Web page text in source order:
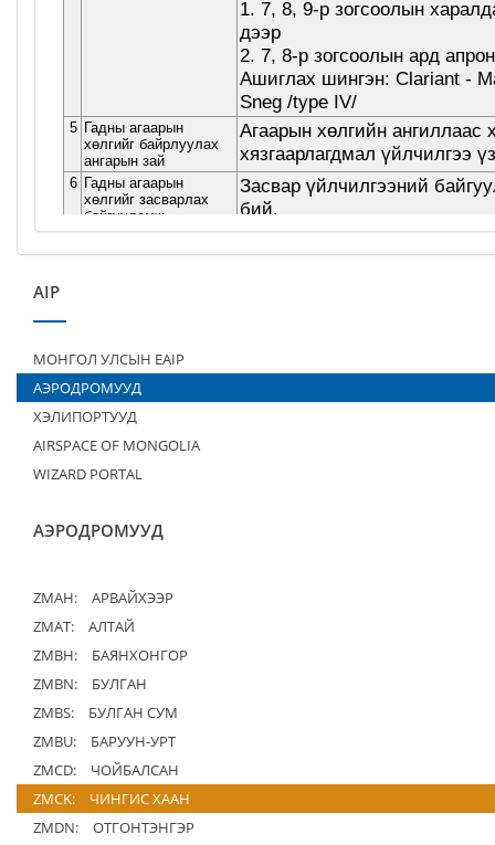
AIP
МОНГОЛ УЛСЫН EAIP
АЭРОДРОМУУД
ХЭЛИПОРТУУД
AIRSPACE OF MONGOLIA
WIZARD PORTAL
АЭРОДРОМУУД
ZMAH:
АРВАЙХЭЭР
ZMAT:
АЛТАЙ
ZMBH:
БАЯНХОНГОР
ZMBN:
БУЛГАН
ZMBS:
БУЛГАН СУМ
ZMBU:
БАРУУН-УРТ
ZMCD:
ЧОЙБАЛСАН
ZMCK:
ЧИНГИС ХААН
ZMDN:
ОТГОНТЭНГЭР